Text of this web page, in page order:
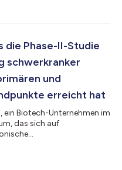
Programms zur
Patienten mit IBD zu
e...
die Phase-II-Studie
schwerkranker
und
erreicht hat
ein Biotech-Unternehmen im
das sich auf